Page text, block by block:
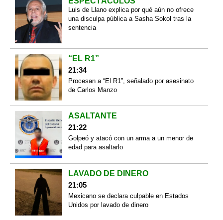
Luis de Llano explica por qué aún no ofrece
una disculpa pública a Sasha Sokol tras la
sentencia
“EL R1”
21:34
Procesan a “El R1”, señalado por asesinato
de Carlos Manzo
ASALTANTE
21:22
Golpeó y atacó con un arma a un menor de
edad para asaltarlo
LAVADO DE DINERO
21:05
Mexicano se declara culpable en Estados
Unidos por lavado de dinero